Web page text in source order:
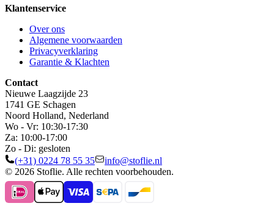
Klantenservice
Over ons
Algemene voorwaarden
Privacyverklaring
Garantie & Klachten
Contact
Nieuwe Laagzijde 23
1741 GE Schagen
Noord Holland, Nederland
Wo - Vr: 10:30-17:30
Za: 10:00-17:00
Zo - Di: gesloten
(+31) 0224 78 55 35
info@stoflie.nl
© 2026 Stoflie. Alle rechten voorbehouden.